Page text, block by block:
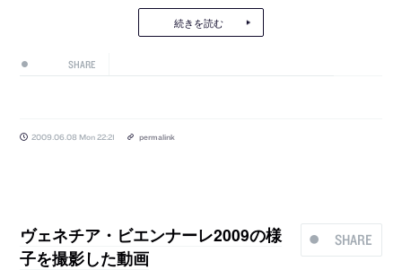
続きを読む
SHARE
2009.06.08 Mon 22:21 permalink
SHARE
ヴェネチア・ビエンナーレ2009の様
子を撮影した動画